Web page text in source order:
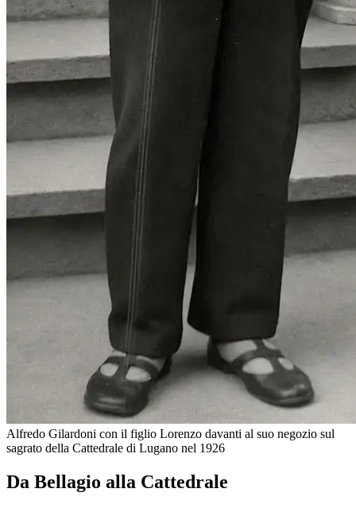
Alfredo Gilardoni con il figlio Lorenzo davanti al suo negozio sul
sagrato della Cattedrale di Lugano nel 1926
Da Bellagio alla Cattedrale